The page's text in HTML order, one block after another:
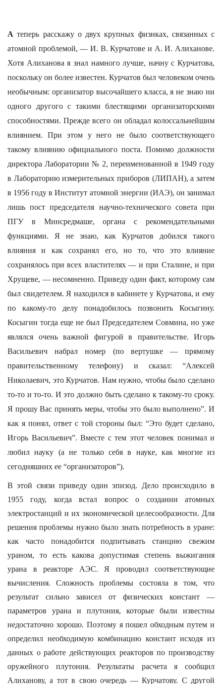
A теперь расскажу о двух крупных физиках, связанных с
атомной проблемой, — И. В. Курчатове и А. И. Алиханове.
Хотя Алиханова я знал намного лучше, начну с Курчатова,
поскольку он более известен. Курчатов был человеком очень
необычным: организатор высочайшего класса, я не знаю ни
одного другого с такими блестящими организаторскими
способностями. Прежде всего он обладал колоссальнейшим
влиянием. При этом у него не было соответствующего
такому влиянию официального поста. Помимо должности
директора Лаборатории № 2, переименованной в 1949 году
в Лабораторию измерительных приборов (ЛИПАН), а затем
в 1956 году в Институт атомной энергии (ИАЭ), он занимал
лишь пост председателя научно-технического совета при
ПГУ в Минсредмаше, органа с рекомендательными
функциями. Я не знаю, как Курчатов добился такого
влияния и как сохранял его, но то, что это влияние
сохранялось при всех властителях — и при Сталине, и при
Хрущеве, — несомненно. Приведу один факт, которому сам
был свидетелем. Я находился в кабинете у Курчатова, и ему
по какому-то делу понадобилось позвонить Косыгину.
Косыгин тогда еще не был Председателем Совмина, но уже
являлся очень важной фигурой в правительстве. Игорь
Васильевич набрал номер (по вертушке — прямому
правительственному телефону) и сказал: “Алексей
Николаевич, это Курчатов. Нам нужно, чтобы было сделано
то-то и то-то. И это должно быть сделано к такому-то сроку.
Я прошу Вас принять меры, чтобы это было выполнено”. И
как я понял, ответ с той стороны был: “Это будет сделано,
Игорь Васильевич”. Вместе с тем этот человек понимал и
любил науку (а не только себя в науке, как многие из
сегодняшних ее “организаторов”).
В этой связи приведу один эпизод. Дело происходило в
1955 году, когда встал вопрос о создании атомных
электростанций и их экономической целесообразности. Для
решения проблемы нужно было знать потребность в уране:
как часто понадобится подпитывать станцию свежим
ураном, то есть какова допустимая степень выжигания
урана в реакторе АЭС. Я проводил соответствующие
вычисления. Сложность проблемы состояла в том, что
результат сильно зависел от физических констант —
параметров урана и плутония, которые были известны
недостаточно хорошо. Поэтому я пошел обходным путем и
определил необходимую комбинацию констант исходя из
данных о работе действующих реакторов по производству
оружейного плутония. Результаты расчета я сообщил
Алиханову, а тот в свою очередь — Курчатову. С другой